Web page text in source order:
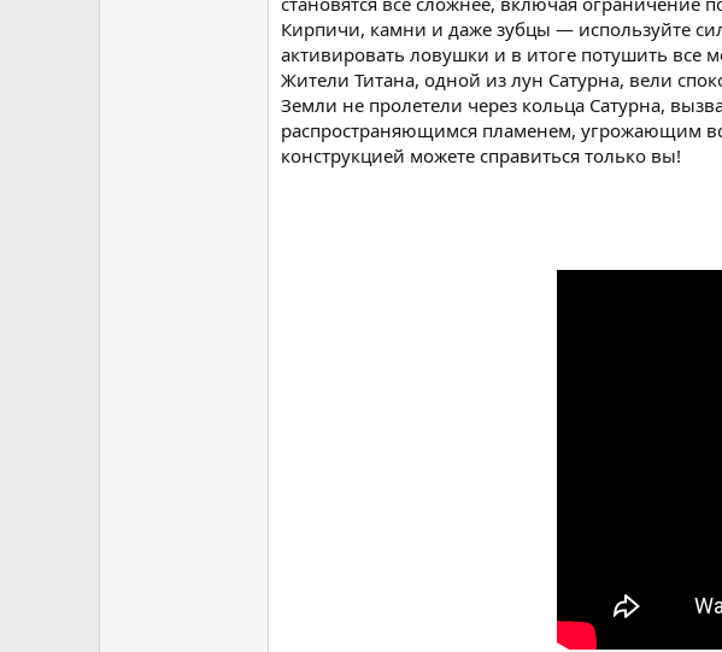
Кирпичи, камни и даже зубцы — используйте
активировать ловушки и в итоге потушить все
Жители Титана, одной из лун Сатурна, вели
Земли не пролетели через кольца Сатурна,
распространяющимся пламенем, угрожающим
конструкцией можете справиться только вы!